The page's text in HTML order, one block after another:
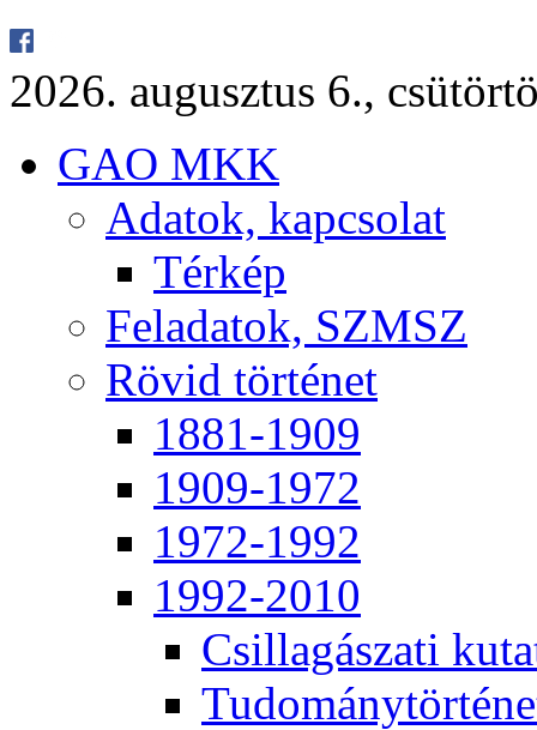
2026. au­gusz­tus 6.,
GAO MKK
Ada­tok, kap­cso­lat
Tér­kép
Fel­ada­tok, SZMSZ
Rö­vid tör­té­net
1881-1909
1909-1972
1972-1992
1992-2010
Csil­la­gá­sza­ti